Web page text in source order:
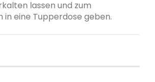
lassen und zum
in eine Tupperdose geben.